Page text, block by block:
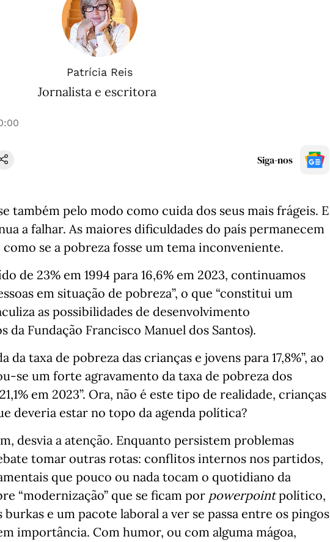
Patrícia Reis
Jornalista e escritora
Siga-nos
também pelo modo como cuida dos seus mais frágeis. E
a falhar. As maiores dificuldades do país permanecem
se a pobreza fosse um tema inconveniente.
de 23% em 1994 para 16,6% em 2023, continuamos
em situação de pobreza”, o que “constitui um
as possibilidades de desenvolvimento
da Fundação Francisco Manuel dos Santos).
da taxa de pobreza das crianças e jovens para 17,8%”, ao
se um forte agravamento da taxa de pobreza dos
em 2023”. Ora, não é este tipo de realidade, crianças
deveria estar no topo da agenda política?
desvia a atenção. Enquanto persistem problemas
tomar outras rotas: conflitos internos nos partidos,
que pouco ou nada tocam o quotidiano da
“modernização” que se ficam por powerpointpolítico,
burkas e um pacote laboral a ver se passa entre os pingos
importância. Com humor, ou com alguma mágoa,